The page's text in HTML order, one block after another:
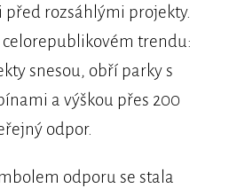
rozsáhlými projekty.
celorepublikovém trendu:
snesou, obří parky s
a výškou přes 200
odpor.
odporu se stala